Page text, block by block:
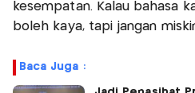
kesempatan. Kalau bahasa
boleh kaya, tapi jangan
Baca Juga :